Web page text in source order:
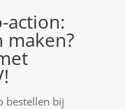
action:
bestellen bij